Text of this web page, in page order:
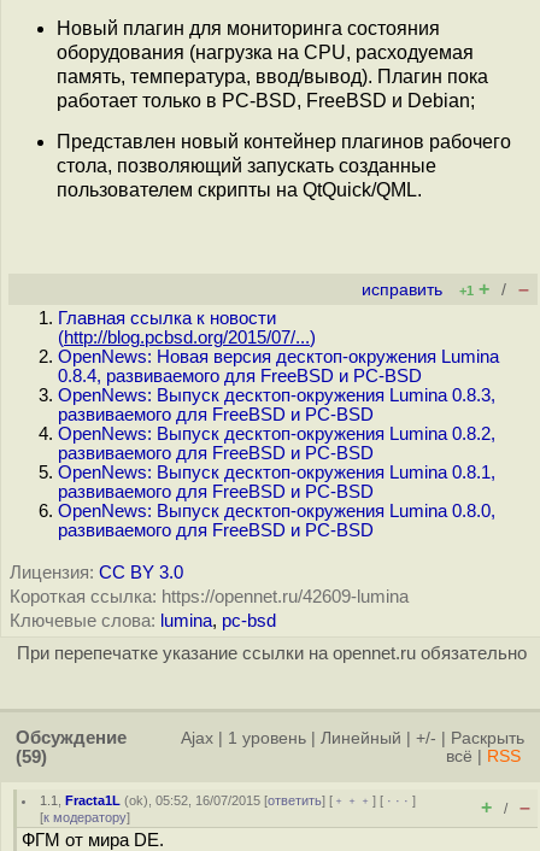
Новый плагин для мониторинга состояния
оборудования (нагрузка на CPU, расходуемая
память, температура, ввод/вывод). Плагин пока
работает только в PC-BSD, FreeBSD и Debian;
Представлен новый контейнер плагинов рабочего
стола, позволяющий запускать созданные
пользователем скрипты на QtQuick/QML.
исправить +1 + / –
Главная ссылка к новости
(http://blog.pcbsd.org/2015/07/...)
OpenNews: Новая версия десктоп-окружения Lumina
0.8.4, развиваемого для FreeBSD и PC-BSD
OpenNews: Выпуск десктоп-окружения Lumina 0.8.3,
развиваемого для FreeBSD и PC-BSD
OpenNews: Выпуск десктоп-окружения Lumina 0.8.2,
развиваемого для FreeBSD и PC-BSD
OpenNews: Выпуск десктоп-окружения Lumina 0.8.1,
развиваемого для FreeBSD и PC-BSD
OpenNews: Выпуск десктоп-окружения Lumina 0.8.0,
развиваемого для FreeBSD и PC-BSD
Лицензия: CC BY 3.0
Короткая ссылка: https://opennet.ru/42609-lumina
Ключевые слова: lumina, pc-bsd
При перепечатке указание ссылки на opennet.ru обязательно
Обсуждение
(59)
Ajax 1 уровень Линейный +/-
Раскрыть
всё
RSS
1.1 ,Fracta1L (ok), 05:52, 16/07/2015 [ответить] [ ﹢﹢﹢] [ · · ·]
[к модератору] + / –
ФГМ от мира DE.